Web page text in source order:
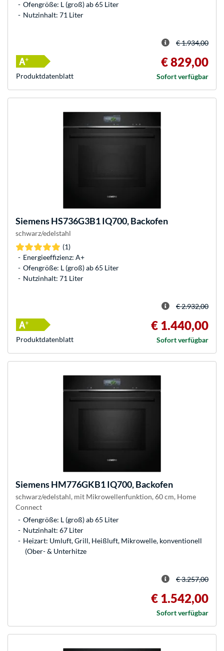
Ofengröße: L (groß) ab 65 Liter
Nutzinhalt: 71 Liter
€ 1.934,00
€ 829,00
Sofort verfügbar
Produkt­datenblatt
SiemensHS736G3B1 IQ700, Backofen
schwarz/edelstahl
(1)
Energieeffizienz: A+
Ofengröße: L (groß) ab 65 Liter
Nutzinhalt: 71 Liter
€ 2.932,00
€ 1.440,00
Sofort verfügbar
Produkt­datenblatt
SiemensHM776GKB1 IQ700, Backofen
schwarz/edelstahl, mit Mikrowellenfunktion, 60 cm, Home
Connect
Ofengröße: L (groß) ab 65 Liter
Nutzinhalt: 67 Liter
Heizart: Umluft, Grill, Heißluft, Mikrowelle, konventionell
(Ober- & Unterhitze
€ 3.257,00
€ 1.542,00
Sofort verfügbar